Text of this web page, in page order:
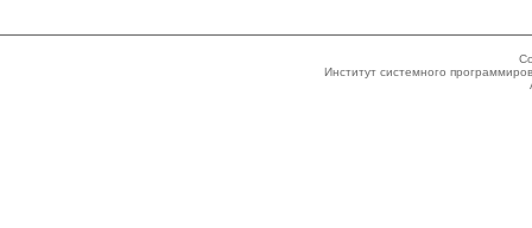
Институт системного